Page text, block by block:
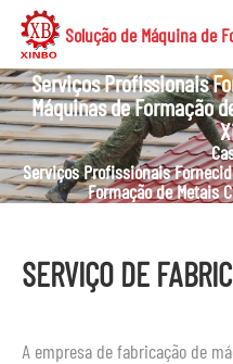
Solução de Máquina de
Serviços Profissionais
Máquinas de Formação
Serviços Profissionais
Formação de Metais
SERVIÇO DE
A empresa de fabricação de